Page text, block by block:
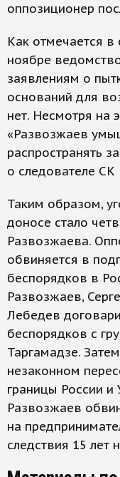
оппозиционер
Как отмечается
ноябре
заявлениям о
оснований для
нет. Несмотря на
«Развозжаев
распространять
о следователе СК
Таким образом,
доносе стало
Развозжаева.
обвиняется в
беспорядков в
Развозжаев,
Лебедев
беспорядков с
Таргамадзе.
незаконном
границы России
Развозжаев
на
следствия 15 лет